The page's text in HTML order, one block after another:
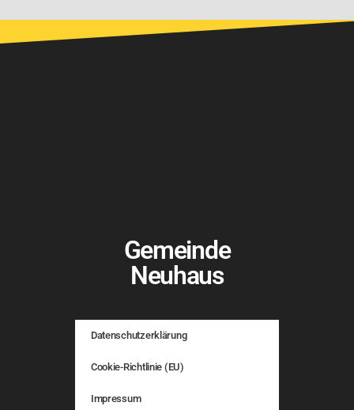
Gemeinde
Neuhaus
Datenschutzerklärung
Cookie-Richtlinie (EU)
Impressum